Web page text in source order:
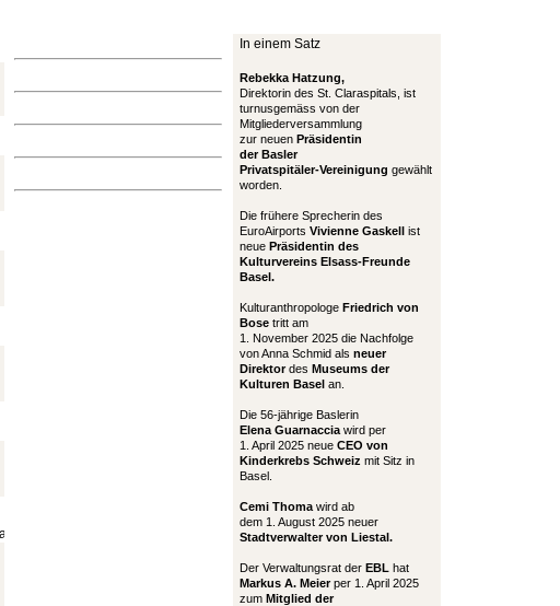
In einem Satz
Rebekka Hatzung,
Direktorin des St. Claraspitals, ist
turnusgemäss von der
Mitgliederversammlung
zur neuen Präsidentin
der Basler
Privatspitäler-Vereinigung gewählt
worden.
Die frühere Sprecherin des
EuroAirports Vivienne Gaskell ist
neue Präsidentin des
Kulturvereins Elsass-Freunde
Basel.
Kulturanthropologe Friedrich von
Bose tritt am
1. November 2025 die Nachfolge
von Anna Schmid als neuer
Direktordes Museums der
Kulturen Basel an.
Die 56-jährige Baslerin
Elena Guarnaccia wird per
1. April 2025 neue CEO von
Kinderkrebs Schweiz mit Sitz in
Basel.
Cemi Thoma wird ab
dem 1. August 2025 neuer
Stadtverwalter von Liestal.
Der Verwaltungsrat der EBL hat
Markus A. Meierper 1. April 2025
zum Mitglied der